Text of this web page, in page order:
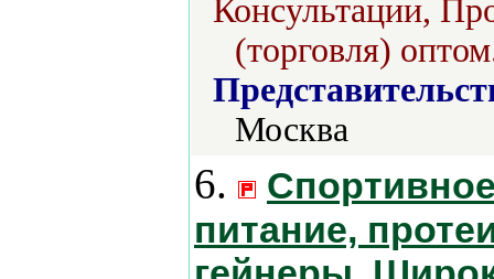
Консультации,
(торговля)
Москва
6.
питание,